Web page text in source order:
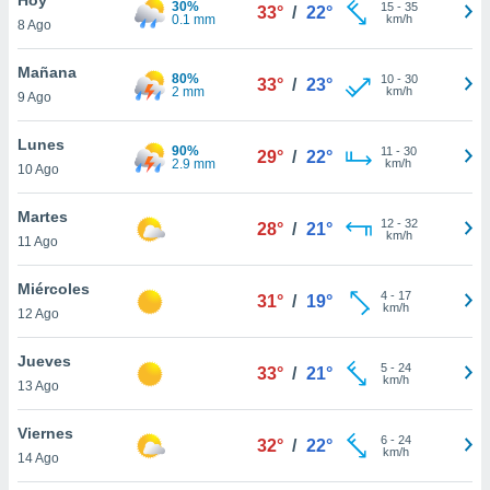
y
en
más
de
8 Ago
30%
0.1 mm
33° / 22° 15- 35
km/h
Mañana
9 Ago
80%
2 mm
33° / 23° 10- 30
km/h
Lunes
10 Ago
90%
2.9 mm
29° / 22° 11 - 30
km/h
Martes
11 Ago
28° / 21° 12- 32
km/h
Miércoles
12 Ago
31° / 19° 4- 17
km/h
Jueves
13 Ago
33° / 21° 5- 24
km/h
Viernes
14 Ago
32° / 22° 6- 24
km/h